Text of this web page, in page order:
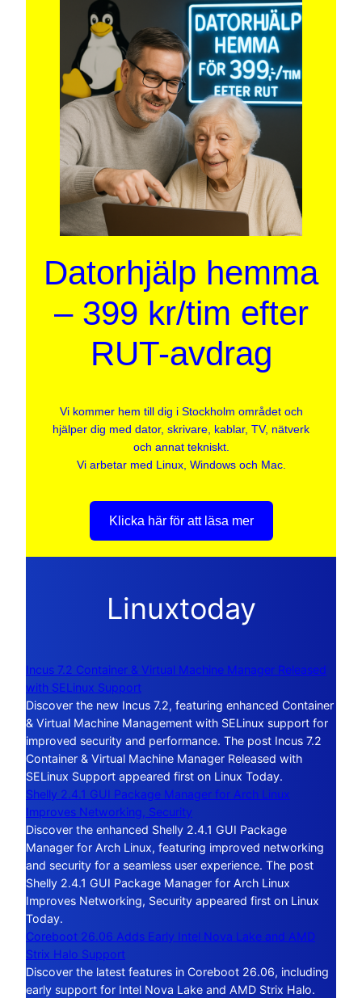
Datorhjälp hemma
– 399 kr/tim efter
RUT-avdrag
Vi kommer hem till dig i Stockholm området och
hjälper dig med dator, skrivare, kablar, TV, nätverk
och annat tekniskt.
Vi arbetar med Linux, Windows och Mac.
Klicka här för att läsa mer
Linuxtoday
Incus 7.2 Container & Virtual Machine Manager Released
with SELinux Support
Discover the new Incus 7.2, featuring enhanced Container
& Virtual Machine Management with SELinux support for
improved security and performance. The post Incus 7.2
Container & Virtual Machine Manager Released with
SELinux Support appeared first on Linux Today.
Shelly 2.4.1 GUI Package Manager for Arch Linux
Improves Networking, Security
Discover the enhanced Shelly 2.4.1 GUI Package
Manager for Arch Linux, featuring improved networking
and security for a seamless user experience. The post
Shelly 2.4.1 GUI Package Manager for Arch Linux
Improves Networking, Security appeared first on Linux
Today.
Coreboot 26.06 Adds Early Intel Nova Lake and AMD
Strix Halo Support
Discover the latest features in Coreboot 26.06, including
early support for Intel Nova Lake and AMD Strix Halo.